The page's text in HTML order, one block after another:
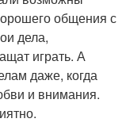
общения с
дела,
играть. А
даже, когда
и внимания.